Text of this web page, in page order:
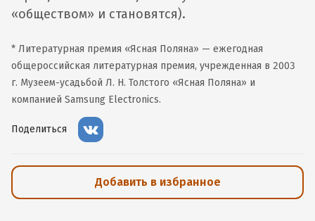
«обществом» и становятся).
* Литературная премия «Ясная Поляна» — ежегодная
общероссийская литературная премия, учрежденная в 2003
г. Музеем-усадьбой Л. Н. Толстого «Ясная Поляна» и
компанией Samsung Electronics.
Поделиться
Добавить в избранное